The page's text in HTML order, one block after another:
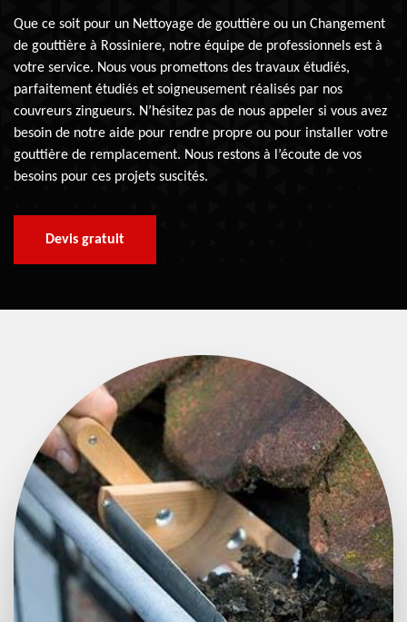
Que ce soit pour un Nettoyage de gouttière ou un Changement
de gouttière à Rossiniere, notre équipe de professionnels est à
votre service. Nous vous promettons des travaux étudiés,
parfaitement étudiés et soigneusement réalisés par nos
couvreurs zingueurs. N’hésitez pas de nous appeler si vous avez
besoin de notre aide pour rendre propre ou pour installer votre
gouttière de remplacement. Nous restons à l’écoute de vos
besoins pour ces projets suscités.
Devis gratuit